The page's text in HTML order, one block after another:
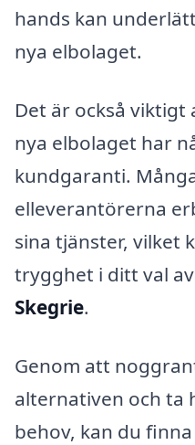
hands kan
nya elbolaget.
Det är också
nya elbolaget har
kundgaranti.
elleverantörerna
sina tjänster, vilket
trygghet i ditt val av
Skegrie.
Genom att
alternativen och ta
behov, kan du